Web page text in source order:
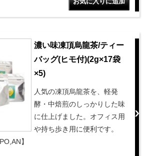
濃い味凍頂烏龍茶/ティー
バッグ(ヒモ付)(2g×17袋
×5)
人気の凍頂烏龍茶を、軽発
酵・中焙煎のしっかりした味
に仕上げました。オフィス用
や持ち歩き用に便利です。
】